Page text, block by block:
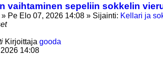
vaihtaminen sepeliin sokkelin
» Pe Elo 07, 2026 14:08 » Sijainti: Kellari ja
Kirjoittaja gooda
14:08